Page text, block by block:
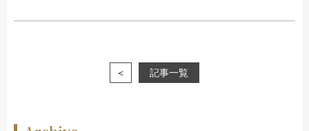
＜ 記事一覧